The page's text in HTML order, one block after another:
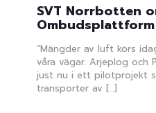
SVT Norrbotten
Ombudsplattform
”Mängder av luft körs
våra vägar. Arjeplog och
just nu i ett pilotprojekt
transporter av […]